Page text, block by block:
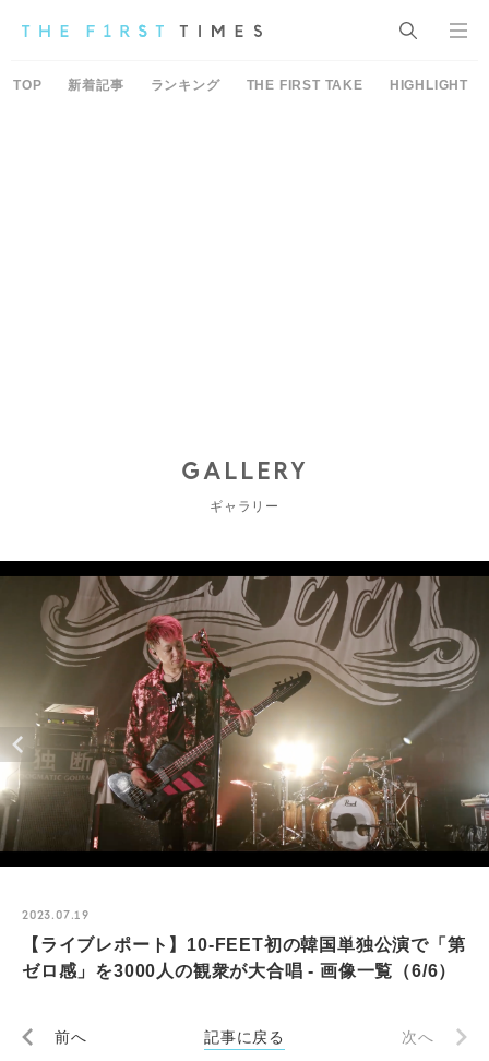
TOP 新着記事 ランキング THE FIRST TAKE HIGHLIGHT
GALLERY
ギャラリー
2023.07.19
【ライブレポート】10-FEET初の韓国単独公演で「第
ゼロ感」を3000人の観衆が大合唱 - 画像一覧（6/6）
前へ 記事に戻る 次へ